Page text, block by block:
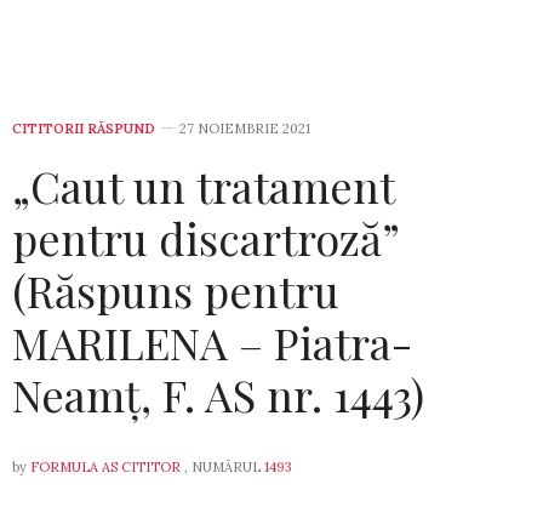
CITITORII RĂSPUND 27 NOIEMBRIE 2021
„Caut un tratament
pentru discartroză”
(Răspuns pentru
MARILENA – Piatra-
Neamț, F. AS nr. 1443)
by FORMULA AS CITITOR , NUMĂRUL 1493